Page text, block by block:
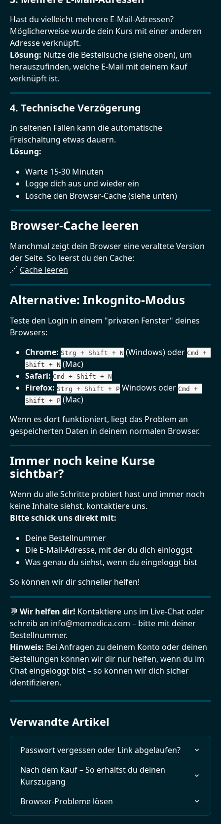
Hast du vielleicht mehrere E-Mail-Adressen?
Möglicherweise wurde dein Kurs mit einer anderen
Adresse verknüpft.
Lösung: Nutze die Bestellsuche (siehe oben), um
herauszufinden, welche E-Mail mit deinem Kauf
verknüpft ist.
4. Technische Verzögerung
In seltenen Fällen kann die automatische
Freischaltung etwas dauern.
Lösung:
Warte 15-30 Minuten
Logge dich aus und wieder ein
Lösche den Browser-Cache (siehe unten)
Browser-Cache leeren
Manchmal zeigt dein Browser eine veraltete Version
der Seite. So leerst du den Cache:
🔗 Cache leeren
Alternative: Inkognito-Modus
Teste den Login in einem "privaten Fenster" deines
Browsers:
Chrome: Strg + Shift + N (Windows) oder Cmd +
Shift + N (Mac)
Safari: Cmd + Shift + N
Firefox: Strg + Shift + P Windows oder Cmd +
Shift + P (Mac)
Wenn es dort funktioniert, liegt das Problem an
gespeicherten Daten in deinem normalen Browser.
Immer noch keine Kurse
sichtbar?
Wenn du alle Schritte probiert hast und immer noch
keine Inhalte siehst, kontaktiere uns.
Bitte schick uns direkt mit:
Deine Bestellnummer
Die E-Mail-Adresse, mit der du dich einloggst
Was genau du siehst, wenn du eingeloggt bist
So können wir dir schneller helfen!
💬 Wir helfen dir! Kontaktiere uns im Live-Chat oder
schreib an info@momedica.com – bitte mit deiner
Bestellnummer.
Hinweis: Bei Anfragen zu deinem Konto oder deinen
Bestellungen können wir dir nur helfen, wenn du im
Chat eingeloggt bist – so können wir dich sicher
identifizieren.
Verwandte Artikel
Passwort vergessen oder Link abgelaufen?
Nach dem Kauf – So erhältst du deinen
Kurszugang
Browser-Probleme lösen